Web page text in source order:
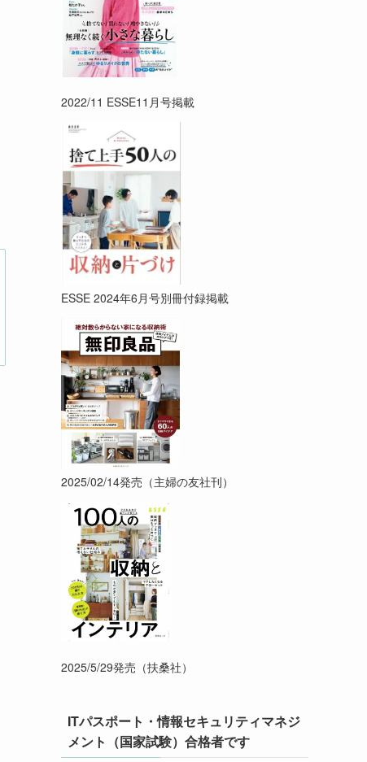
2022/11 ESSE11月号掲載
ESSE 2024年6月号別冊付録掲載
2025/02/14発売（主婦の友社刊）
2025/5/29発売（扶桑社）
ITパスポート・情報セキュリティマネジ
メント（国家試験）合格者です